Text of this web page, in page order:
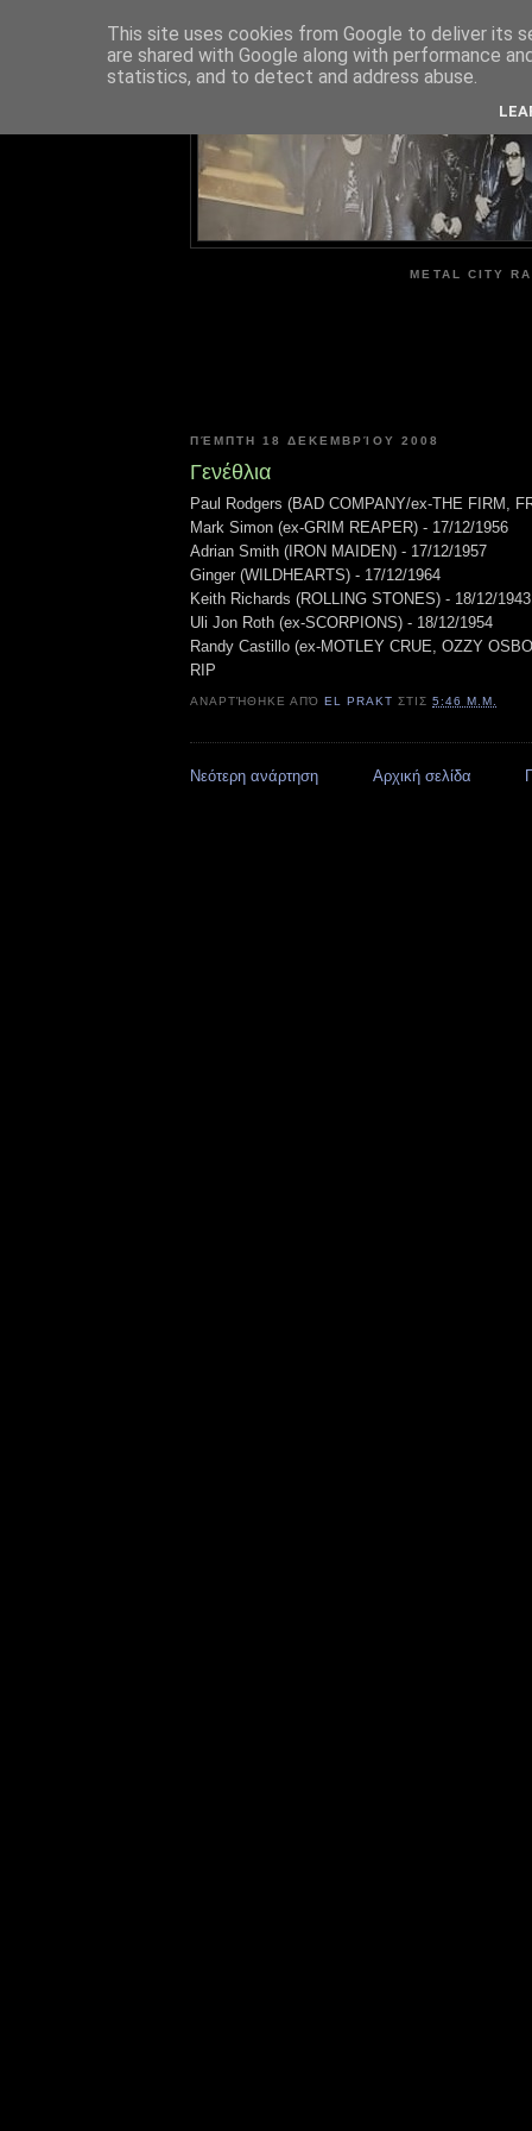
METAL CITY
ΠΈΜΠΤΗ 18 ΔΕΚΕΜΒΡΊΟΥ 2008
Γενέθλια
Paul Rodgers (BAD COMPANY/ex-THE FIRM,
Mark Simon (ex-GRIM REAPER) - 17/12/1956
Adrian Smith (IRON MAIDEN) - 17/12/1957
Ginger (WILDHEARTS) - 17/12/1964
Keith Richards (ROLLING STONES) - 18/12/1943
Uli Jon Roth (ex-SCORPIONS) - 18/12/1954
Randy Castillo (ex-MOTLEY CRUE, OZZY
RIP
ΑΝΑΡΤΉΘΗΚΕ ΑΠΌEL PRAKT ΣΤΙΣ5:46 Μ.Μ.
Νεότερη ανάρτηση Αρχική σελίδα
This site uses cookies from Google to deliver its
are shared with Google along with performance
statistics, and to detect and address abuse.